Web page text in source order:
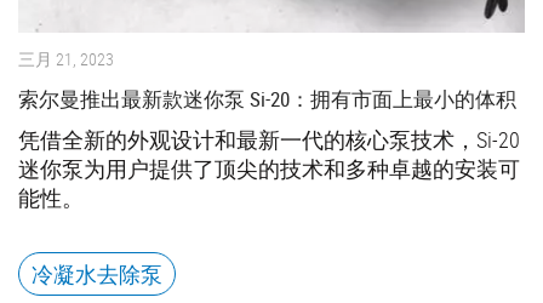
三月 21, 2023
索尔曼推出最新款迷你泵 Si-20：拥有市面上最小的体积
凭借全新的外观设计和最新一代的核心泵技术，Si-20
迷你泵为用户提供了顶尖的技术和多种卓越的安装可
能性。
冷凝水去除泵